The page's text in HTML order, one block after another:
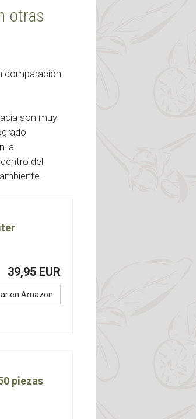
otras
comparación
son muy
la
del
39,95 EUR
en Amazon
piezas